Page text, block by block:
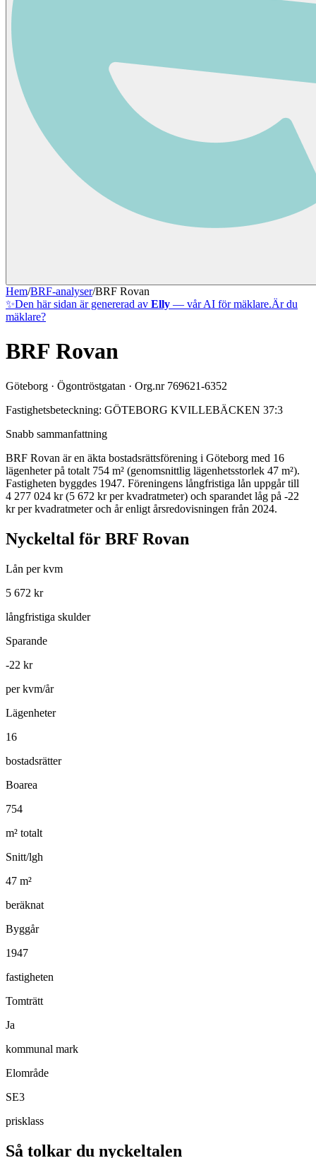
Hem/BRF-analyser/BRF Rovan
✨Den här sidan är genererad av Elly — vår AI för mäklare.Är du
mäklare?
BRF Rovan
Göteborg · Ögontröstgatan · Org.nr 769621-6352
Fastighetsbeteckning: GÖTEBORG KVILLEBÄCKEN 37:3
Snabb sammanfattning
BRF Rovan är en äkta bostadsrättsförening i Göteborg med 16
lägenheter på totalt 754 m² (genomsnittlig lägenhetsstorlek 47 m²).
Fastigheten byggdes 1947. Föreningens långfristiga lån uppgår till
4 277 024 kr (5 672 kr per kvadratmeter) och sparandet låg på -22
kr per kvadratmeter och år enligt årsredovisningen från 2024.
Nyckeltal för BRF Rovan
Lån per kvm
5 672 kr
långfristiga skulder
Sparande
-22 kr
per kvm/år
Lägenheter
16
bostadsrätter
Boarea
754
m² totalt
Snitt/lgh
47 m²
beräknat
Byggår
1947
fastigheten
Tomträtt
Ja
kommunal mark
Elområde
SE3
prisklass
Så tolkar du nyckeltalen